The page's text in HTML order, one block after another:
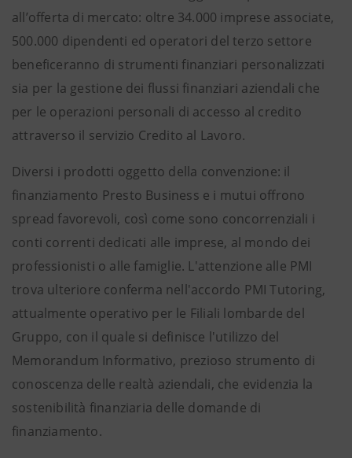
all’offerta di mercato: oltre 34.000 imprese associate,
500.000 dipendenti ed operatori del terzo settore
beneficeranno di strumenti finanziari personalizzati
sia per la gestione dei flussi finanziari aziendali che
per le operazioni personali di accesso al credito
attraverso il servizio Credito al Lavoro.
Diversi i prodotti oggetto della convenzione: il
finanziamento Presto Business e i mutui offrono
spread favorevoli, così come sono concorrenziali i
conti correnti dedicati alle imprese, al mondo dei
professionisti o alle famiglie. L'attenzione alle PMI
trova ulteriore conferma nell'accordo PMI Tutoring,
attualmente operativo per le Filiali lombarde del
Gruppo, con il quale si definisce l'utilizzo del
Memorandum Informativo, prezioso strumento di
conoscenza delle realtà aziendali, che evidenzia la
sostenibilità finanziaria delle domande di
finanziamento.